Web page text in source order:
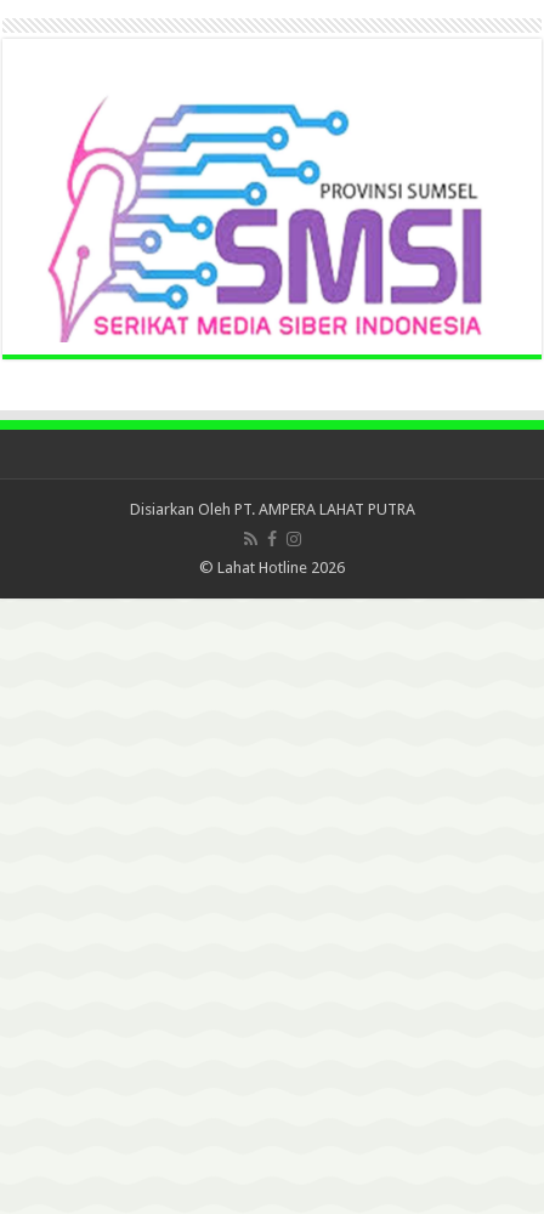
Disiarkan Oleh PT. AMPERA LAHAT PUTRA
© Lahat Hotline 2026